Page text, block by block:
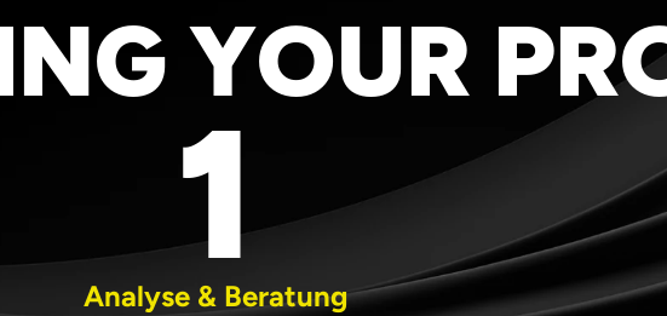
YOUR
1
Analyse & Beratung